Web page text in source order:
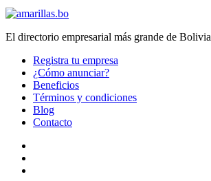
El directorio empresarial más grande de Bolivia
Registra tu empresa
¿Cómo anunciar?
Beneficios
Términos y condiciones
Blog
Contacto